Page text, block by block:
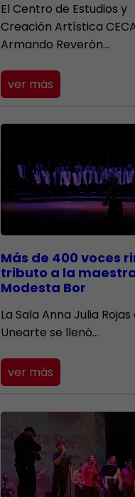
El Centro de Estudios y
Creación Artística
Armando Reverón…
ver más
Más de 400 voces
tributo a la
Modesta Bor
​La Sala Anna Julia Rojas
Unearte se llenó…
ver más